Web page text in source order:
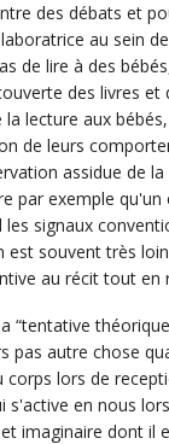
des débats et
au sein
de lire à des
des livres et
la lecture aux
de leurs
assidue de
par exemple
les signaux
est souvent très
au récit tout en
“tentative
pas autre chose
lors de
s'active en nous
imaginaire dont il